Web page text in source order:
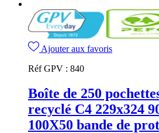
Ajouter aux favoris
Réf GPV : 840
Boîte de 250
recyclé C4 229x324
100X50 bande de